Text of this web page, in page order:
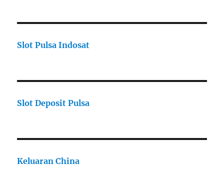
Slot Pulsa Indosat
Slot Deposit Pulsa
Keluaran China